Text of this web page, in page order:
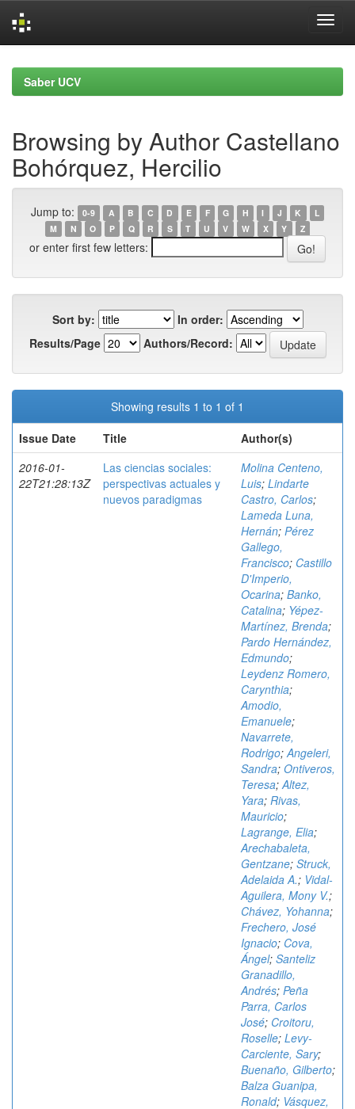
navigationSaber UCV
Browsing by Author Castellano
Bohórquez, Hercilio
Jump to: 0-9 A B C D E F G H I J K
L
M
N O P Q R S T U V W X Y Z
or enter first few letters:
Sort by:
In order:
Results/Page
Authors/Record:
Showing results 1 to 1 of 1
Issue Date
Title
Author(s)
2016-01-
22T21:28:13Z
Las ciencias sociales:
perspectivas actuales y
nuevos paradigmas
Molina Centeno,
Luis; Lindarte
Castro, Carlos;
Lameda Luna,
Hernán; Pérez
Gallego,
Francisco; Castillo
D'Imperio,
Ocarina; Banko,
Catalina; Yépez-
Martínez, Brenda;
Pardo Hernández,
Edmundo;
Leydenz Romero,
Carynthia;
Amodio,
Emanuele;
Navarrete,
Rodrigo;Angeleri,
Sandra; Ontiveros,
Teresa;Altez,
Yara; Rivas,
Mauricio;
Lagrange, Elia;
Arechabaleta,
Gentzane; Struck,
Adelaida A.; Vidal-
Aguilera, Mony V.;
Chávez, Yohanna;
Frechero, José
Ignacio; Cova,
Ángel; Santeliz
Granadillo,
Andrés; Peña
Parra, Carlos
José; Croitoru,
Roselle; Levy-
Carciente, Sary;
Buenaño, Gilberto;
Balza Guanipa,
Ronald; Vásquez,